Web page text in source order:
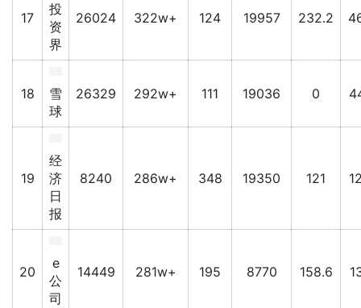
17
投
资
界
26024 322w+ 124 19957 232.2
18
雪
球
26329 292w+ 111 19036 0
19
经
济
日
报
8240 286w+ 348 19350 121
20
e
公
司
14449 281w+ 195 8770 158.6